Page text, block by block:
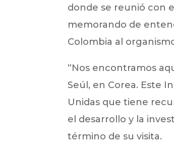
donde se reunió con
memorando de
Colombia al
“Nos encontramos
Seúl, en Corea. Este
Unidas que tiene
el desarrollo y la
término de su visita.